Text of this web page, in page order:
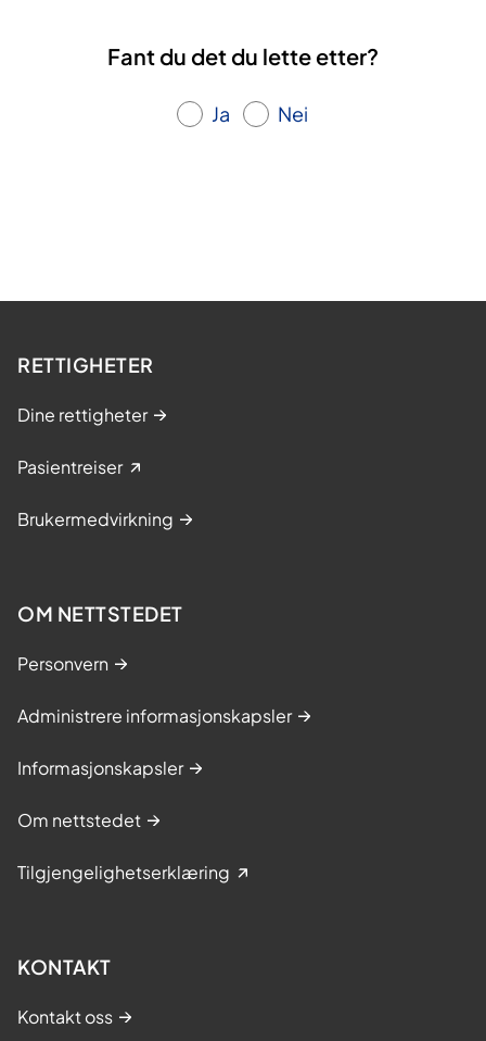
Fant du det du lette etter?
Ja Nei
RETTIGHETER
Dine rettigheter
Pasientreiser
Brukermedvirkning
OM NETTSTEDET
Personvern
Administrere informasjonskapsler
Informasjonskapsler
Om nettstedet
Tilgjengelighetserklæring
KONTAKT
Kontakt oss